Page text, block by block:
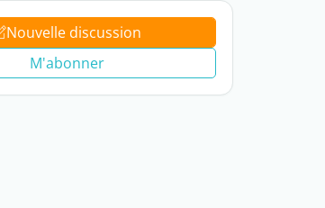
Nouvelle discussion
M'abonner